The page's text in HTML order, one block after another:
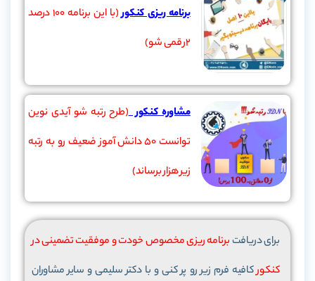
برنامه ریزی کنکور
(با این برنامه 100 درصد
2رقمی شو)
مشاوره کنکور(طرح رتبه شو آیدی نوین
توانست 50 دانش آموز ضعیف رو به رتبه
زیر هزار برساند)
برای دریافتبرنامه ریزی مخصوص خودت و موفقیت تضمینی در
کنکورکافیه فرم زیر رو پر کنی و با دکتر سلیمی و سایر مشاوران